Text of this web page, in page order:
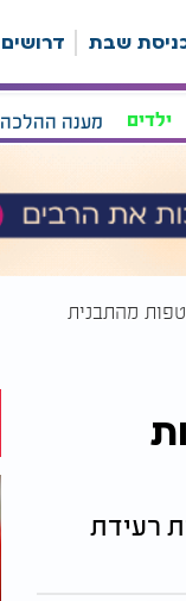
שבת דרושים
ילדים מענה ההלכה
רעידת